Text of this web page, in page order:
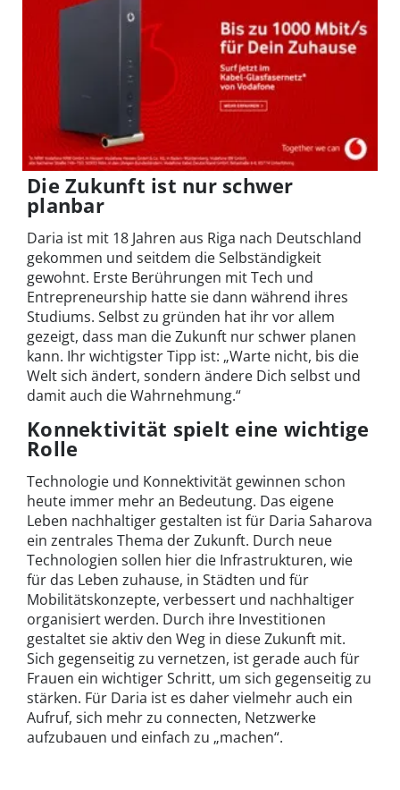
Die Zukunft ist nur schwer
planbar
Daria ist mit 18 Jahren aus Riga nach Deutschland
gekommen und seitdem die Selbständigkeit
gewohnt. Erste Berührungen mit Tech und
Entrepreneurship hatte sie dann während ihres
Studiums. Selbst zu gründen hat ihr vor allem
gezeigt, dass man die Zukunft nur schwer planen
kann. Ihr wichtigster Tipp ist: „Warte nicht, bis die
Welt sich ändert, sondern ändere Dich selbst und
damit auch die Wahrnehmung.“
Konnektivität spielt eine wichtige
Rolle
Technologie und Konnektivität gewinnen schon
heute immer mehr an Bedeutung. Das eigene
Leben nachhaltiger gestalten ist für Daria Saharova
ein zentrales Thema der Zukunft. Durch neue
Technologien sollen hier die Infrastrukturen, wie
für das Leben zuhause, in Städten und für
Mobilitätskonzepte, verbessert und nachhaltiger
organisiert werden. Durch ihre Investitionen
gestaltet sie aktiv den Weg in diese Zukunft mit.
Sich gegenseitig zu vernetzen, ist gerade auch für
Frauen ein wichtiger Schritt, um sich gegenseitig zu
stärken. Für Daria ist es daher vielmehr auch ein
Aufruf, sich mehr zu connecten, Netzwerke
aufzubauen und einfach zu „machen“.